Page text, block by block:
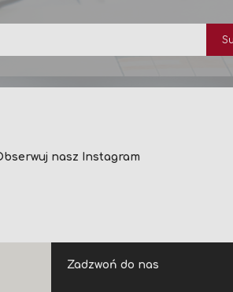
newsletter:
nasz Instagram
Zadzwoń do nas